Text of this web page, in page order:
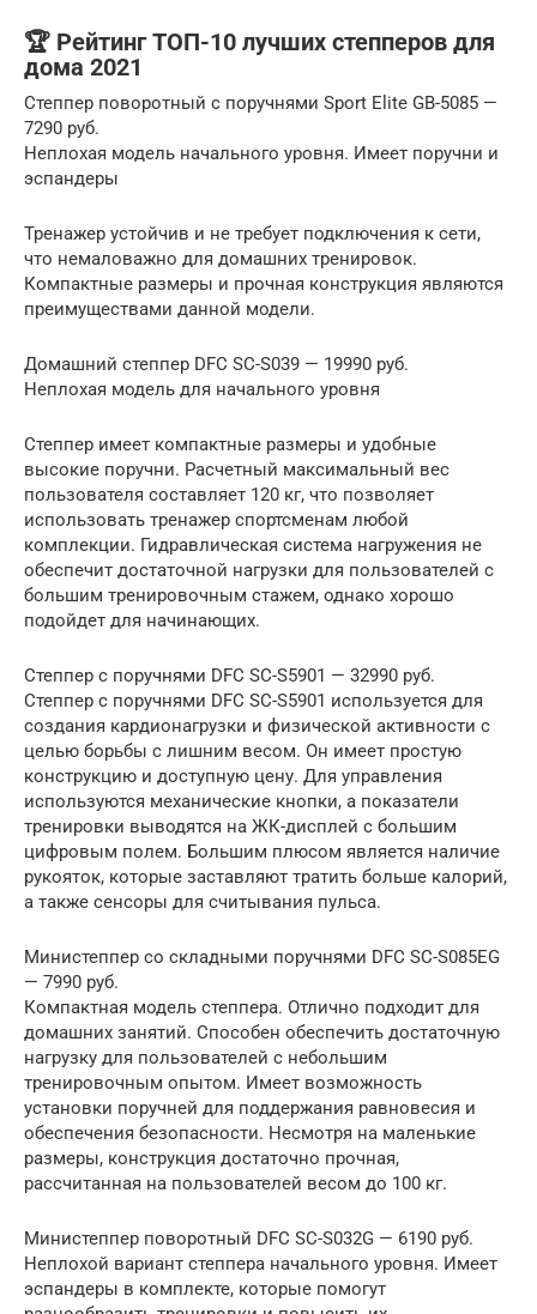
🏆 Рейтинг ТОП-10 лучших степперов для
дома 2021
Степпер поворотный с поручнями Sport Elite GB-5085 —
7290 руб.
Неплохая модель начального уровня. Имеет поручни и
эспандеры
Тренажер устойчив и не требует подключения к сети,
что немаловажно для домашних тренировок.
Компактные размеры и прочная конструкция являются
преимуществами данной модели.
Домашний степпер DFC SC-S039 — 19990 руб.
Неплохая модель для начального уровня
Степпер имеет компактные размеры и удобные
высокие поручни. Расчетный максимальный вес
пользователя составляет 120 кг, что позволяет
использовать тренажер спортсменам любой
комплекции. Гидравлическая система нагружения не
обеспечит достаточной нагрузки для пользователей с
большим тренировочным стажем, однако хорошо
подойдет для начинающих.
Степпер с поручнями DFC SC-S5901 — 32990 руб.
Степпер с поручнями DFC SC-S5901 используется для
создания кардионагрузки и физической активности с
целью борьбы с лишним весом. Он имеет простую
конструкцию и доступную цену. Для управления
используются механические кнопки, а показатели
тренировки выводятся на ЖК-дисплей с большим
цифровым полем. Большим плюсом является наличие
рукояток, которые заставляют тратить больше калорий,
а также сенсоры для считывания пульса.
Министеппер со складными поручнями DFC SC-S085EG
— 7990 руб.
Компактная модель степпера. Отлично подходит для
домашних занятий. Способен обеспечить достаточную
нагрузку для пользователей с небольшим
тренировочным опытом. Имеет возможность
установки поручней для поддержания равновесия и
обеспечения безопасности. Несмотря на маленькие
размеры, конструкция достаточно прочная,
рассчитанная на пользователей весом до 100 кг.
Министеппер поворотный DFC SC-S032G — 6190 руб.
Неплохой вариант степпера начального уровня. Имеет
эспандеры в комплекте, которые помогут